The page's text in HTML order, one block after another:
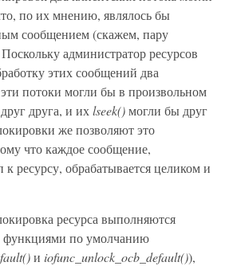
по их мнению, являлось бы
сообщением (скажем, пару
администратор ресурсов
этих сообщений два
потоки могли бы в произвольном
друга, и ихlseek()могли бы друг
же позволяют это
что каждое сообщение,
ресурсу, обрабатывается целиком и
ресурса выполняются
функциями по умолчанию
и iofunc_unlock_ocb_default()),